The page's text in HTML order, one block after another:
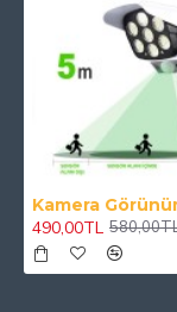
490,00TL